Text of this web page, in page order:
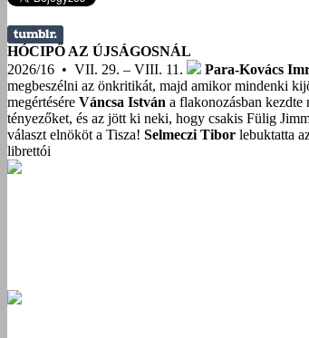
HÓCIPŐ AZ ÚJSÁGOSNÁL
2026/16 • VII. 29. – VIII. 11.
Para-Kovács
megbeszélni az önkritikát, majd amikor mindenki
megértésére Váncsa István a flakonozásban kezdte
tényezőket, és az jött ki neki, hogy csakis Fülig
választ elnököt a Tisza! Selmeczi Tibor lebuktatta
librettói